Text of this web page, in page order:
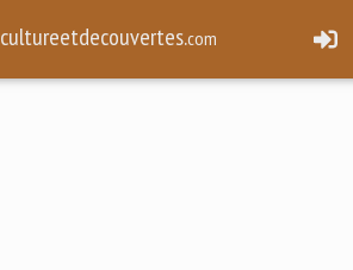
cultureetdecouvertes.com